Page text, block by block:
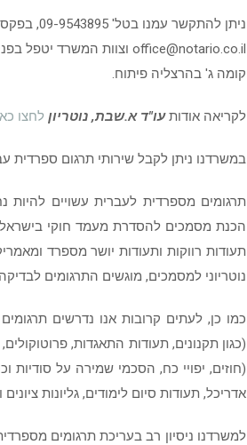
קומה ג' בהרצליה פיתוח.
לקריאה אודותעו"ד א.שבת, נוטריון לחצו
במשרדנו ניתן לקבל שירותי תרגום ספרדית
תרגומים מספרדית לעברית עשויים
הכנת מסמכים להסדרת מעמד חוקי בישראל
תעודות רווקות ותעודות יושר מספרד
נוטריוני למסמכים, מוגשים התרגומים
כמו כן, לעתים קרובות אנו נדרשים
(כגון תקנונים, תעודות התאגדות,
(חוזים, יפויי כח, הסכמי שמירה על סודיות
אדריכל, תעודות סיום לימודים, גליונות
למשרדנו ניסיון רב בעריכת תרגומים